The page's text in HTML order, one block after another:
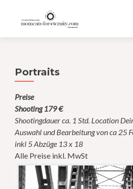
Portraits
Preise
Shooting 179 €
Shootingdauer ca. 1 Std. Location
Auswahl und Bearbeitung von ca 25
inkl 5 Abzüge 13 x 18
Alle Preise inkl. MwSt